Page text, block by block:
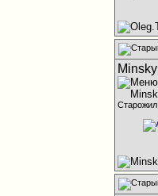
Minsky
Старожил